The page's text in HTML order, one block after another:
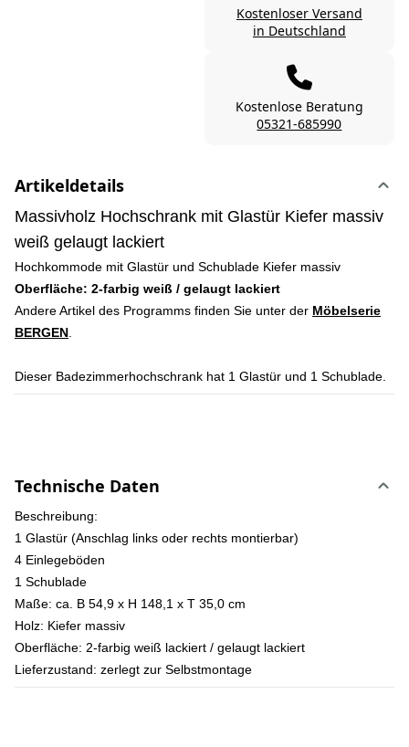
Kostenloser Versand
in Deutschland
Kostenlose Beratung
05321-685990
Artikeldetails
Massivholz Hochschrank mit Glastür Kiefer massiv
weiß gelaugt lackiert
Hochkommode mit Glastür und Schublade Kiefer massiv
Oberfläche: 2-farbig weiß / gelaugt lackiert
Andere Artikel des Programms finden Sie unter der Möbelserie
BERGEN
Dieser Badezimmerhochschrank hat 1 Glastür und 1 Schublade.
Technische Daten
Beschreibung:
1 Glastür (Anschlag links oder rechts montierbar)
4 Einlegeböden
1 Schublade
Maße: ca. B 54,9 x H 148,1 x T 35,0 cm
Holz: Kiefer massiv
Oberfläche: 2-farbig weiß lackiert / gelaugt lackiert
Lieferzustand: zerlegt zur Selbstmontage